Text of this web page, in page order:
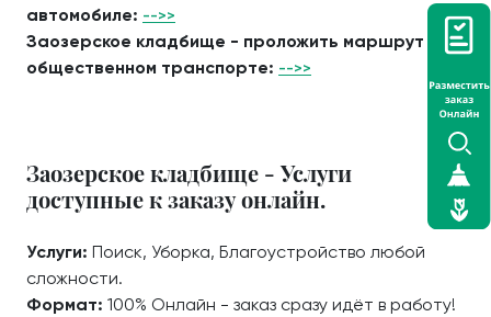
автомобиле: -->>
Заозерское кладбище - проложить маршрут на
общественном транспорте: -->>
Заозерское кладбище - Услуги
доступные к заказу онлайн.
Услуги: Поиск, Уборка, Благоустройство любой
сложности.
Формат: 100% Онлайн - заказ сразу идёт в работу!